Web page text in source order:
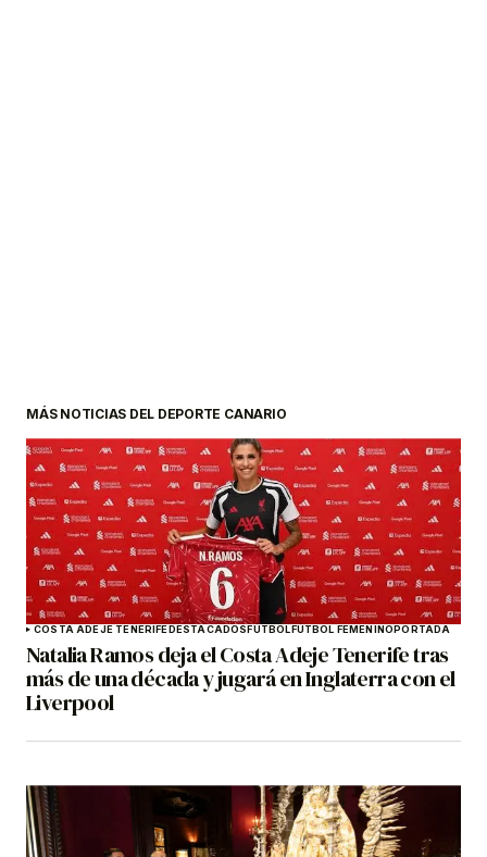
MÁS NOTICIAS DEL DEPORTE CANARIO
COSTA ADEJE TENERIFEDESTACADOSFÚTBOLFÚTBOL FEMENINOPORTADA
Natalia Ramos deja el Costa Adeje Tenerife tras
más de una década y jugará en Inglaterra con el
Liverpool